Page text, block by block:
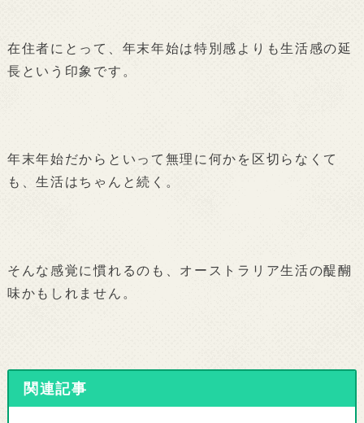
在住者にとって、年末年始は特別感よりも生活感の延
長という印象です。
年末年始だからといって無理に何かを区切らなくて
も、生活はちゃんと続く。
そんな感覚に慣れるのも、オーストラリア生活の醍醐
味かもしれません。
関連記事